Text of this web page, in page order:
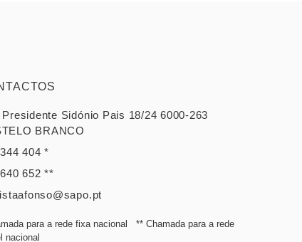
Presidente Sidónio Pais 18/24 6000-263
BRANCO
404 *
652 **
para a rede fixa nacional ** Chamada para a rede
nacional